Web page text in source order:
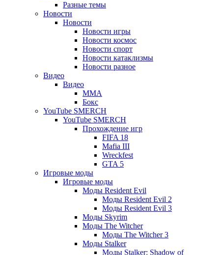
вкладке)
Разные темы
Новости
Новости
Новости игры
Новости космос
Новости спорт
Новости катаклизмы
Новости разное
Видео
Видео
ММА
Бокс
YouTube SMERCH
YouTube SMERCH
Прохождение игр
FIFA 18
Mafia III
Wreckfest
GTA 5
Игровые моды
Игровые моды
Моды Resident Evil
Моды Resident Evil 2
Моды Resident Evil 3
Моды Skyrim
Моды The Witcher
Моды The Witcher 3
Моды Stalker
Моды Stalker: Shadow of